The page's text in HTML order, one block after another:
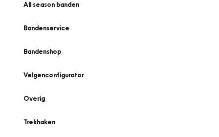
All season banden
Bandenservice
Bandenshop
Velgenconfigurator
Overig
Trekhaken